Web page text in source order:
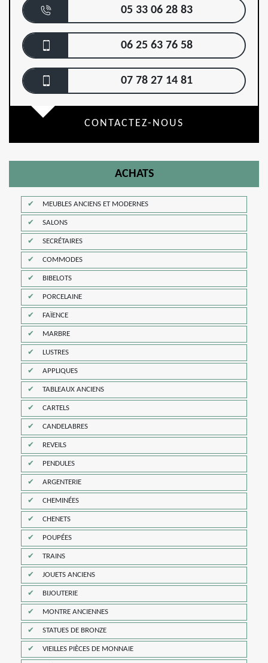
05 33 06 28 83
06 25 63 76 58
07 78 27 14 81
CONTACTEZ-NOUS
ACHATS
MEUBLES ANCIENS ET MODERNES
SALONS
SECRÉTAIRES
COMMODES
BIBELOTS
PORCELAINE
FAÏENCE
MARBRE
LUSTRES
APPLIQUES
TABLEAUX ANCIENS
CARTELS
CANDELABRES
REVEILS
PENDULES
ARGENTERIE
CHEMINÉES
CHENETS
POUPÉES
TRAINS
JOUETS ANCIENS
BIJOUTERIE
MONTRE ANCIENNES
STATUES DE BRONZE
VIEILLES PIÈCES DE MONNAIE